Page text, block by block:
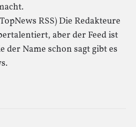
RSS) Die Redakteure
aber der Feed ist
der Name schon sagt gibt es